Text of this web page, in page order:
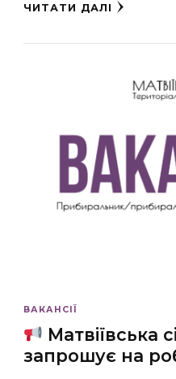
ЧИТАТИ ДАЛІ
ВАКАНСІЇ
Матвіївська
запрошує на